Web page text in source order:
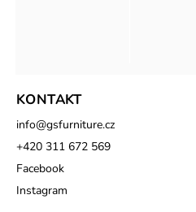
KONTAKT
info@gsfurniture.cz
+420 311 672 569
Facebook
Instagram